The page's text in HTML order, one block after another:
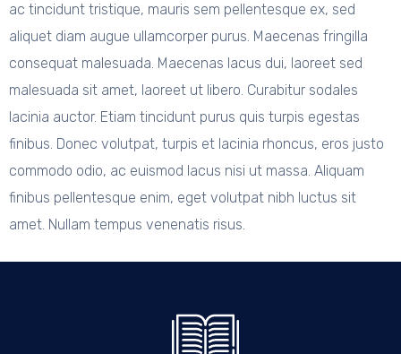
ac tincidunt tristique, mauris sem pellentesque ex, sed
aliquet diam augue ullamcorper purus. Maecenas fringilla
consequat malesuada. Maecenas lacus dui, laoreet sed
malesuada sit amet, laoreet ut libero. Curabitur sodales
lacinia auctor. Etiam tincidunt purus quis turpis egestas
finibus. Donec volutpat, turpis et lacinia rhoncus, eros justo
commodo odio, ac euismod lacus nisi ut massa. Aliquam
finibus pellentesque enim, eget volutpat nibh luctus sit
amet. Nullam tempus venenatis risus.